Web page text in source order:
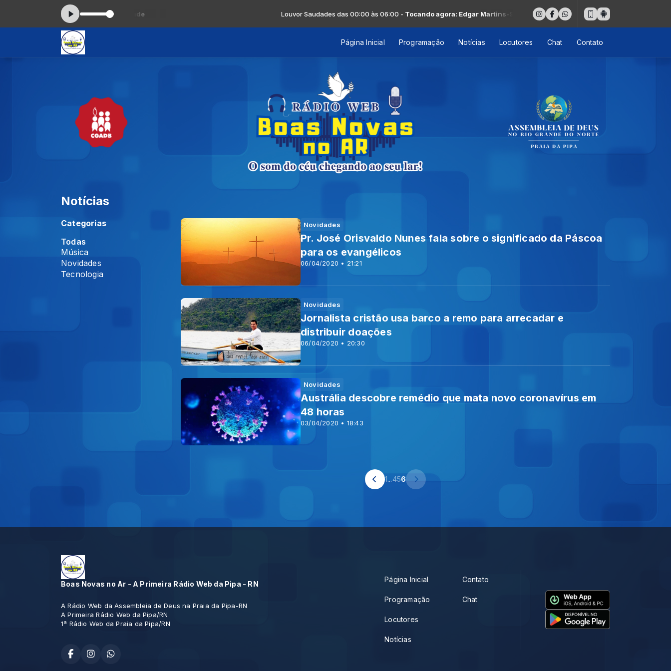
agora: Edgar Martins-Saudade Louvor Saudades das 00:00 às 06:00 -Tocando agora: Edgar Martins-Saudade
Página Inicial Programação Notícias Locutores Chat Contato
Notícias
Categorias
Todas
Música
Novidades
Tecnologia
Novidades
06/04/2020 • 21:21
Pr. José Orisvaldo Nunes fala sobre o significado da Páscoa
para os evangélicos
Novidades
06/04/2020 • 20:30
Jornalista cristão usa barco a remo para arrecadar e
distribuir doações
Novidades
03/04/2020 • 18:43
Austrália descobre remédio que mata novo coronavírus em
48 horas
1...456
Boas Novas no Ar - A Primeira Rádio Web da Pipa - RN
A Rádio Web da Assembleia de Deus na Praia da Pipa-RN
A Primeira Rádio Web da Pipa/RN
1ª Rádio Web da Praia da Pipa/RN
Página Inicial
Programação
Locutores
Notícias
Contato
Chat